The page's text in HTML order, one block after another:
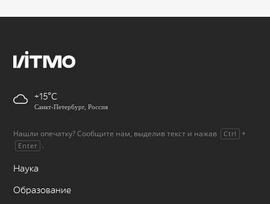
+15
Санкт-Петербург, Россия
Нашли опечатку? Сообщите нам, выделив текст и нажав Ctrl +
Enter .
Наука
Образование